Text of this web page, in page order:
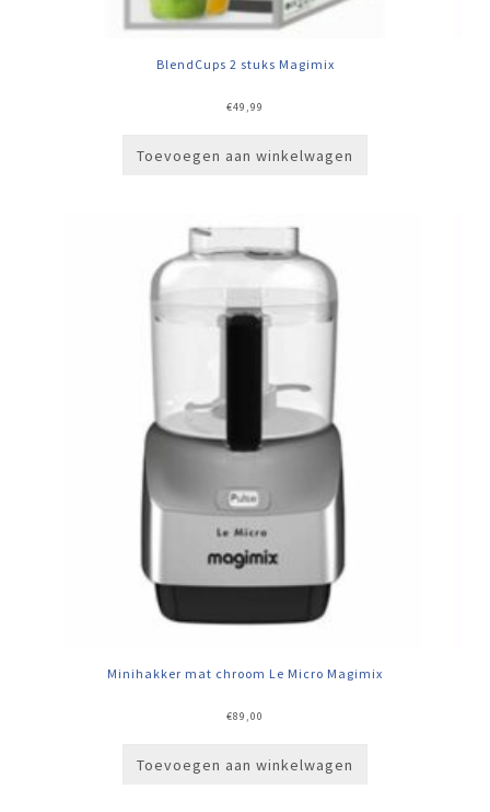
BlendCups 2 stuks Magimix
€49,99
Toevoegen aan winkelwagen
Minihakker mat chroom Le Micro Magimix
€89,00
Toevoegen aan winkelwagen